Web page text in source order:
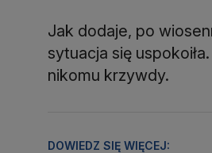
Jak dodaje, po
sytuacja się
nikomu krzywdy.
DOWIEDZ SIĘ WIĘCEJ: